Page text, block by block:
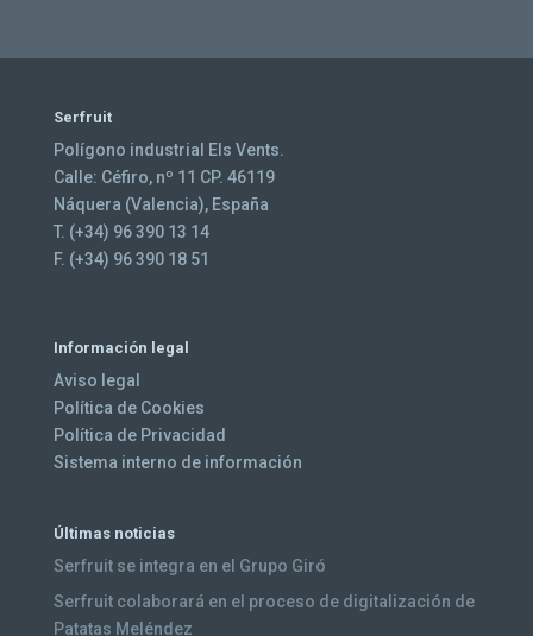
Serfruit
Polígono industrial Els Vents.
Calle: Céfiro, nº 11 CP. 46119
Náquera (Valencia), España
T. (+34) 96 390 13 14
F. (+34) 96 390 18 51
Información legal
Aviso legal
Política de Cookies
Política de Privacidad
Sistema interno de información
Últimas noticias
Serfruit se integra en el Grupo Giró
Serfruit colaborará en el proceso de digitalización de
Patatas Meléndez